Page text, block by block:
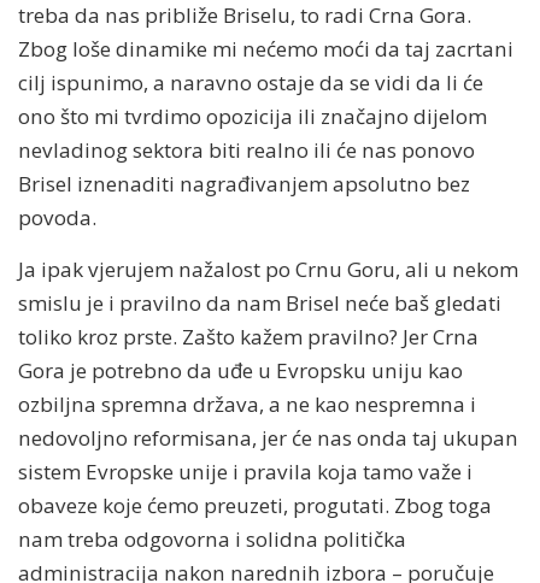
treba da nas približe Briselu, to radi Crna Gora.
Zbog loše dinamike mi nećemo moći da taj zacrtani
cilj ispunimo, a naravno ostaje da se vidi da li će
ono što mi tvrdimo opozicija ili značajno dijelom
nevladinog sektora biti realno ili će nas ponovo
Brisel iznenaditi nagrađivanjem apsolutno bez
povoda.
Ja ipak vjerujem nažalost po Crnu Goru, ali u nekom
smislu je i pravilno da nam Brisel neće baš gledati
toliko kroz prste. Zašto kažem pravilno? Jer Crna
Gora je potrebno da uđe u Evropsku uniju kao
ozbiljna spremna država, a ne kao nespremna i
nedovoljno reformisana, jer će nas onda taj ukupan
sistem Evropske unije i pravila koja tamo važe i
obaveze koje ćemo preuzeti, progutati. Zbog toga
nam treba odgovorna i solidna politička
administracija nakon narednih izbora – poručuje